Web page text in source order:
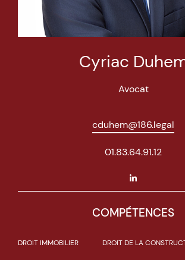
Cyriac
Avocat
cduhem@186.legal
01.83.64.91.12
COMPÉTENCES
DROIT IMMOBILIER DROIT DE LA